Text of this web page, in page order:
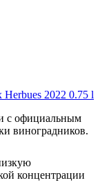
с официальным
виноградников.
концентрации